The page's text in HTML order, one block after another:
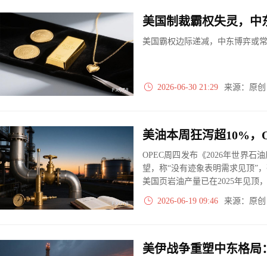
美国制裁霸权失灵，中
美国霸权边际递减，中东博弈或
2026-06-30 21:29 来源：原
美油本周狂泻超10%，
OPEC周四发布《2026年世界石
望，称“没有迹象表明需求见顶”
美国页岩油产量已在2025年见顶
2026-06-19 09:46 来源：原
美伊战争重塑中东格局